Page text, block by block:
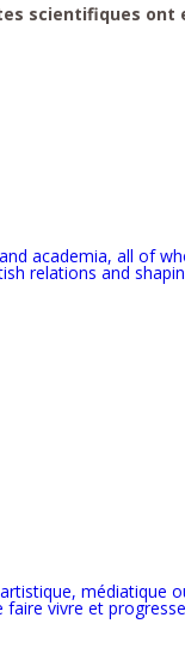
scientifiques
academia, all of
relations and
médiatique
vivre et